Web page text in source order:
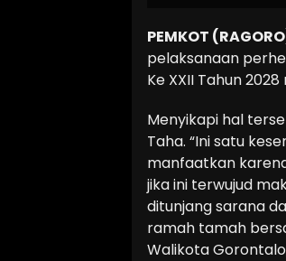
PEMKOT
pelaksanaan
Ke XXII Tahun
Menyikapi hal
Taha. “Ini satu
manfaatkan
jika ini terwujud
ditunjang sarana
ramah tamah
Walikota